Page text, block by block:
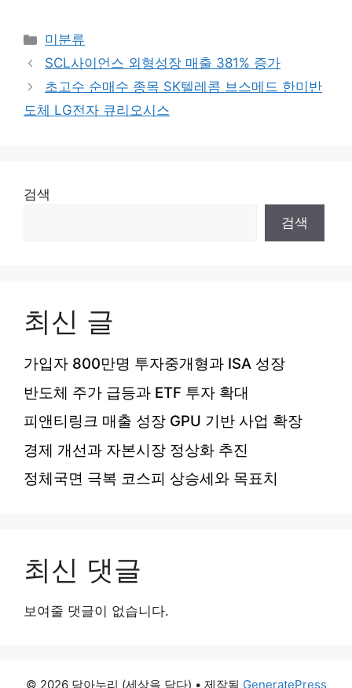
카
테
리
미분류
SCL사이언스 외형성장 매출 381% 증가
초고수 순매수 종목 SK텔레콤 브스메드 한미반
도체 LG전자 큐리오시스
검색
검색
최신 글
가입자 800만명 투자중개형과 ISA 성장
반도체 주가 급등과 ETF 투자 확대
피앤티링크 매출 성장 GPU 기반 사업 확장
경제 개선과 자본시장 정상화 추진
정체국면 극복 코스피 상승세와 목표치
최신 댓글
보여줄 댓글이 없습니다.
© 2026 담아누리 (세상을 담다) • 제작됨 GeneratePress